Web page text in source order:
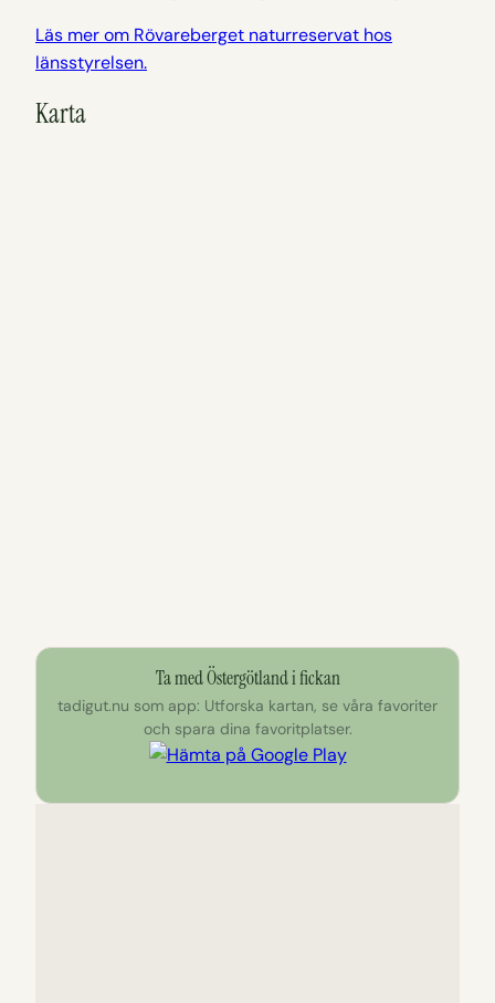
Läs mer om Rövareberget naturreservat hos
länsstyrelsen.
Karta
Ta med Östergötland i fickan
tadigut.nu som app: Utforska kartan, se våra favoriter
och spara dina favoritplatser.